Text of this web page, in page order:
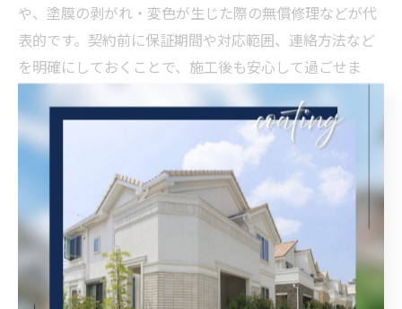
や、塗膜の剥がれ・変色が生じた際の無償修理などが代
表的です。契約前に保証期間や対応範囲、連絡方法など
を明確にしておくことで、施工後も安心して過ごせま
実際に利用した方の口コミでは、「施工後もすぐに対応
してもらえた」「保証内容が明確で安心できた」といっ
た声が多く寄せられています。アフターケアの充実度
は、業者選びの大きな判断材料となりますので、見積も
り時にしっかり確認しましょう。